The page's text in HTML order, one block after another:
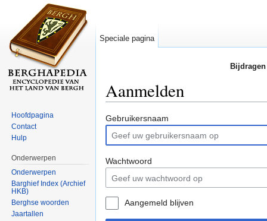
Aanmelden
Gebruikersnaam
Wachtwoord
Aangemeld blijven
Speciale pagina
Hoofdpagina
Contact
Hulp
Onderwerpen
Onderwerpen
Barghief Index (Archief
HKB)
Berghse woorden
Jaartallen